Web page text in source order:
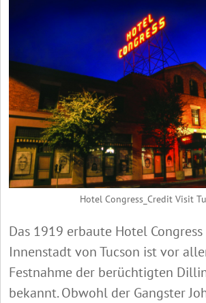
Hotel Congress_Credit Visit
Das 1919 erbaute Hotel
Innenstadt von Tucson ist vor
Festnahme der berüchtigten
bekannt. Obwohl der Gangster